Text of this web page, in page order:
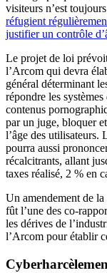
visiteurs n’est
réfugient
justifier un contrôle
Le projet de loi
l’Arcom qui devra
général déterminant
répondre les
contenus
par un juge, bloquer
l’âge des utilisateurs.
pourra aussi
récalcitrants, allant
taxes réalisé, 2 % en
Un amendement de
fût l’une des co-
les dérives de
l’Arcom pour établir